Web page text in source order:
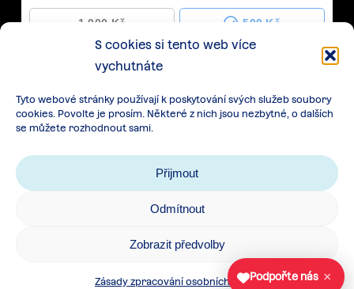
S cookies si tento web více
vychutnáte
Tyto webové stránky používají k poskytování svých služeb soubory
cookies. Povolte je prosím. Některé z nich jsou nezbytné, o dalších
se můžete rozhodnout sami.
Přijmout
Odmítnout
Zobrazit předvolby
Zásady zpracování osobních údajů
Zásady zpracování osobních údajů
Všeobecné podmínky spolupráce
Podpořte nás ×